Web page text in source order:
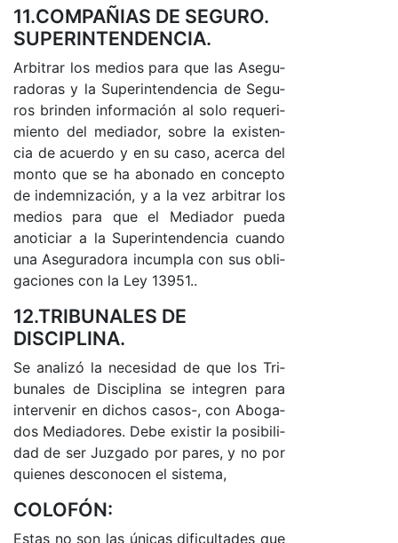
11.COMPAÑIAS DE SEGURO.
SUPERINTENDENCIA.
Ar­bi­trar los me­dios pa­ra que las Ase­gu­
ra­do­ras y la Su­pe­rin­ten­den­cia de Se­gu­
ros brin­den in­for­ma­ción al so­lo re­que­ri­
mien­to del me­dia­do­r, so­bre la exis­ten­
cia de acuer­do y en su ca­so, acer­ca del
mon­to que se ha abo­na­do en con­cep­to
de in­dem­ni­za­ció­n, y a la vez ar­bi­trar los
me­dios pa­ra que el Me­dia­dor pue­da
ano­ti­ciar a la Su­pe­rin­ten­den­cia cuan­do
una Ase­gu­ra­do­ra in­cum­pla con sus obli­
ga­cio­nes con la Ley 13951..
12.TRIBUNALES DE
DISCIPLINA.
Se ana­li­zó la ne­ce­si­dad de que los Tri­
bu­na­les de Dis­ci­pli­na se in­te­gren pa­ra
in­ter­ve­nir en di­chos ca­so­s-, con Abo­ga­
dos Me­dia­do­res. De­be exis­tir la po­si­bi­li­
dad de ser Juz­ga­do por pa­res, y no por
quie­nes des­co­no­cen el sis­te­ma,
COLOFÓN:
Es­tas no son las úni­cas di­fi­cul­ta­des que